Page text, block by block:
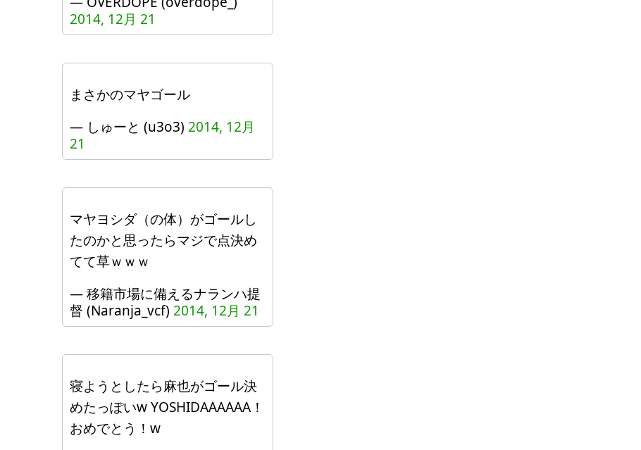
2014, 12月 21
まさかのマヤゴール
— しゅーと (u3o3) 2014, 12月
21
マヤヨシダ（の体）がゴールし
たのかと思ったらマジで点決め
てて草ｗｗｗ
— 移籍市場に備えるナランハ提
督 (Naranja_vcf) 2014, 12月 21
寝ようとしたら麻也がゴール決
めたっぽいw YOSHIDAAAAAA！
おめでとう！w